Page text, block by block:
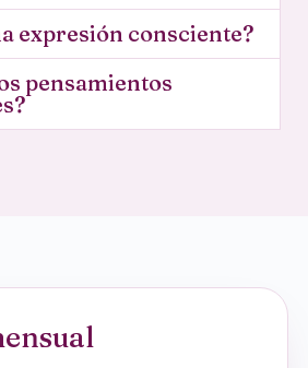
expresión consciente?
pensamientos